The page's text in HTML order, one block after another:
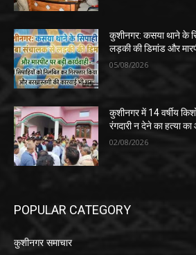
कुशीनगर: कसया थाने के
लड़की की डिमांड और
05/08/2026
कुशीनगर में 14 वर्षीय
रंगदारी न देने का हत्या का
02/08/2026
POPULAR CATEGORY
कुशीनगर समाचार